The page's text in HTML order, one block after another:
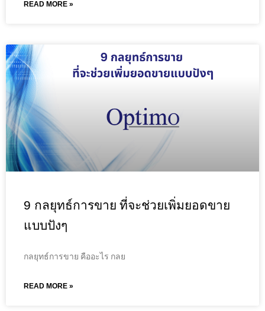
READ MORE »
9 กลยุทธ์การขาย ที่จะช่วยเพิ่มยอดขาย
แบบปังๆ
กลยุทธ์การขาย คืออะไร กลย
READ MORE »